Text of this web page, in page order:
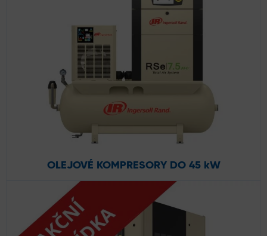
OLEJOVÉ KOMPRESORY DO 45 kW